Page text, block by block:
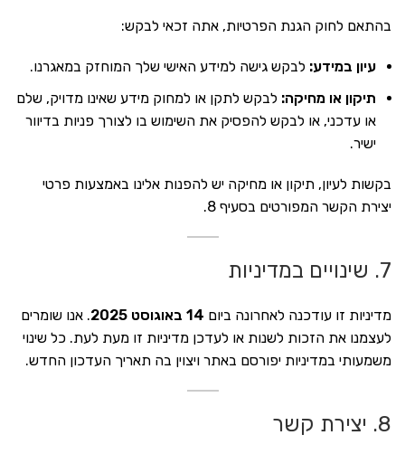
בהתאם לחוק הגנת הפרטיות, אתה זכאי לבקש:
עיון במידע: לבקש גישה למידע האישי שלך המוחזק במאגרנו.
תיקון או מחיקה: לבקש לתקן או למחוק מידע שאינו מדויק, שלם
או עדכני, או לבקש להפסיק את השימוש בו לצורך פניות בדיוור
ישיר.
בקשות לעיון, תיקון או מחיקה יש להפנות אלינו באמצעות פרטי
יצירת הקשר המפורטים בסעיף 8.
7. שינויים במדיניות
מדיניות זו עודכנה לאחרונה ביום 14 באוגוסט 2025
. אנו שומרים
לעצמנו את הזכות לשנות או לעדכן מדיניות זו מעת לעת. כל שינוי
משמעותי במדיניות יפורסם באתר ויצוין בה תאריך העדכון החדש.
8. יצירת קשר